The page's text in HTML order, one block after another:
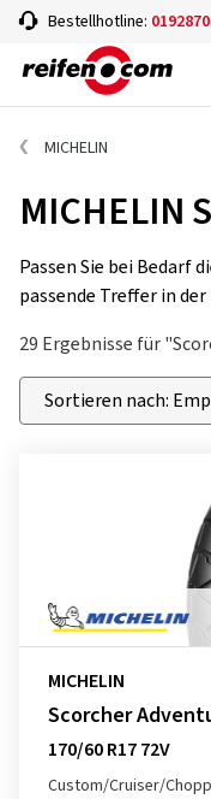
Bestellhotline:
MICHELIN
MICHELIN
Passen Sie bei Bedarf
passende Treffer in
29 Ergebnisse für
MICHELIN
Scorcher
170/60 R17 72V
Custom/Cruiser/